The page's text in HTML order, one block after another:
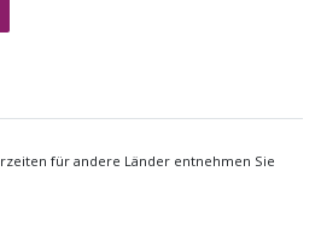
für andere Länder entnehmen Sie